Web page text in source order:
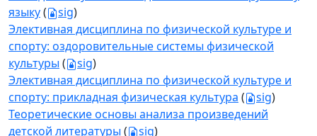
языку( sig)
Элективная дисциплина по физической культуре и
спорту: оздоровительные системы физической
культуры ( sig)
Элективная дисциплина по физической культуре и
спорту: прикладная физическая культура ( sig)
Теоретические основы анализа произведений
детской литературы ( sig)